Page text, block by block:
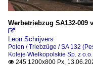
Werbetriebzug SA132-009

Leon Schrijvers
Polen / Triebzüge / SA 132
Koleje Wielkopolskie Sp. z
 245 1200x800 Px,